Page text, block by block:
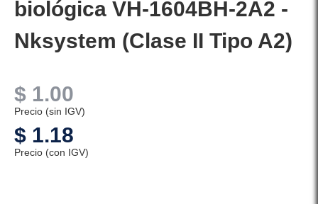
biológica VH-1604BH-2A2 -
Nksystem (Clase II Tipo A2)
$ 1.00
Precio (sin IGV)
$ 1.18
Precio (con IGV)